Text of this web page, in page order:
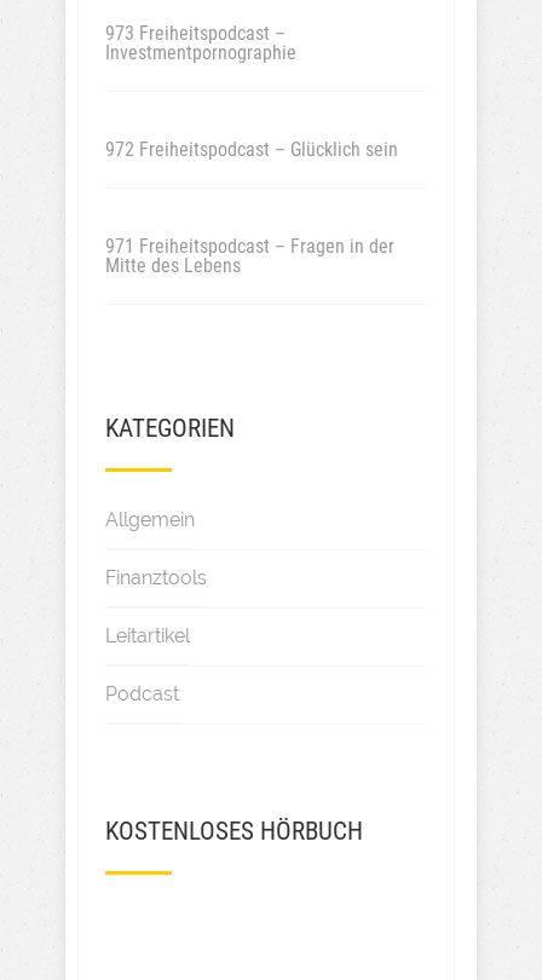
973 Freiheitspodcast –
Investmentpornographie
972 Freiheitspodcast – Glücklich sein
971 Freiheitspodcast – Fragen in der
Mitte des Lebens
KATEGORIEN
Allgemein
Finanztools
Leitartikel
Podcast
KOSTENLOSES HÖRBUCH